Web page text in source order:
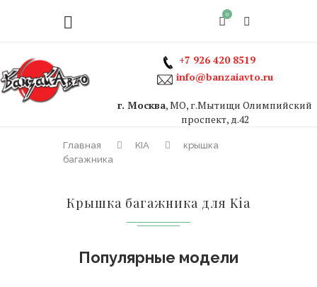
0
+7 926 420 8519
info@banzaiavto.ru
г. Москва, МО, г.Мытищи Олимпийский
проспект, д.42
Главная KIA
крышка
багажника
Крышка багажника для Kia
Популярные модели